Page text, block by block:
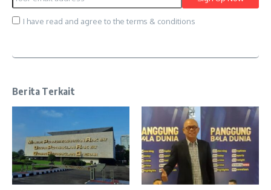
I have read and agree to the terms & conditions
Berita Terkait